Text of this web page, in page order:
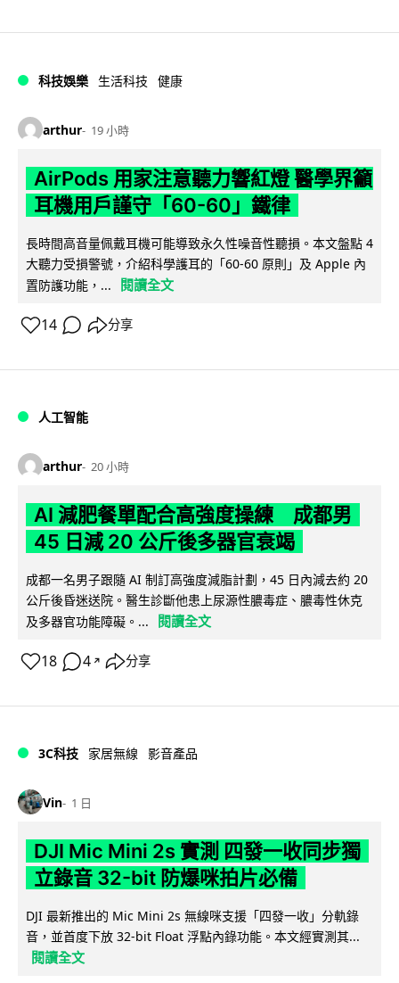
科技娛樂 生活科技 健康
arthur 19 小時
AirPods 用家注意聽力響紅燈 醫學界籲
耳機用戶謹守「60-60」鐵律
長時間高音量佩戴耳機可能導致永久性噪音性聽損。本文盤點 4
大聽力受損警號，介紹科學護耳的「60-60 原則」及 Apple 內
置防護功能，...
閱讀全文
14 分享
人工智能
arthur 20 小時
AI 減肥餐單配合高強度操練 成都男
45 日減 20 公斤後多器官衰竭
成都一名男子跟隨 AI 制訂高強度減脂計劃，45 日內減去約 20
公斤後昏迷送院。醫生診斷他患上尿源性膿毒症、膿毒性休克
及多器官功能障礙。...
閱讀全文
18 4 ↗ 分享
3C科技 家居無線 影音產品
Vin 1 日
DJI Mic Mini 2s 實測 四發一收同步獨
立錄音 32-bit 防爆咪拍片必備
DJI 最新推出的 Mic Mini 2s 無線咪支援「四發一收」分軌錄
音，並首度下放 32-bit Float 浮點內錄功能。本文經實測其...
閱讀全文